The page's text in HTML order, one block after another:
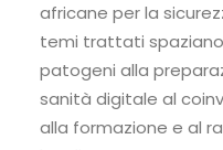
africane per la
temi trattati
patogeni alla
sanità digitale al
alla formazione e al